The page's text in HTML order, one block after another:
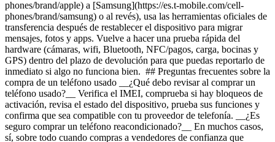
phones/brand/apple) a [Samsung](https://es.t-mobile.com/cell-
phones/brand/samsung) o al revés), usa las herramientas oficiales de
transferencia después de restablecer el dispositivo para migrar
mensajes, fotos y apps. Vuelve a hacer una prueba rápida del
hardware (cámaras, wifi, Bluetooth, NFC/pagos, carga, bocinas y
GPS) dentro del plazo de devolución para que puedas reportarlo de
inmediato si algo no funciona bien. ## Preguntas frecuentes sobre la
compra de un teléfono usado __¿Qué debo revisar al comprar un
teléfono usado?__ Verifica el IMEI, comprueba si hay bloqueos de
activación, revisa el estado del dispositivo, prueba sus funciones y
confirma que sea compatible con tu proveedor de telefonía. __¿Es
seguro comprar un teléfono reacondicionado?__ En muchos casos,
sí, sobre todo cuando compras a vendedores de confianza que